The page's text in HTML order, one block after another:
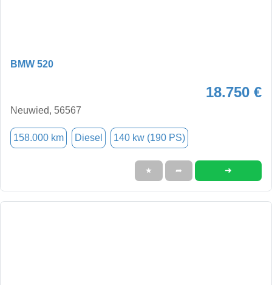
BMW 520
18.750 €
Neuwied, 56567
158.000 km Diesel 140 kw (190 PS)
★ ➦ ➜